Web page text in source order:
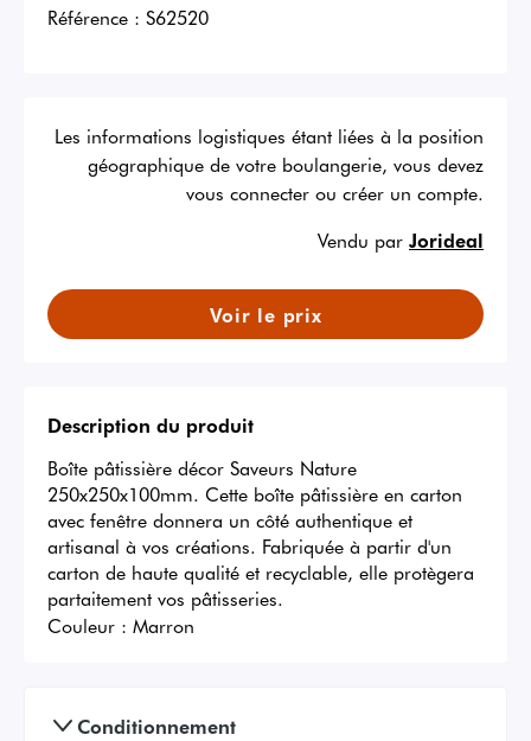
Référence : S62520
Les informations logistiques étant liées à la position
géographique de votre boulangerie, vous devez
vous connecter ou créer un compte.
Vendu par Jorideal
Voir le prix
Description du produit
Boîte pâtissière décor Saveurs Nature
250x250x100mm. Cette boîte pâtissière en carton
avec fenêtre donnera un côté authentique et
artisanal à vos créations. Fabriquée à partir d'un
carton de haute qualité et recyclable, elle protègera
partaitement vos pâtisseries.
Couleur : Marron
Conditionnement